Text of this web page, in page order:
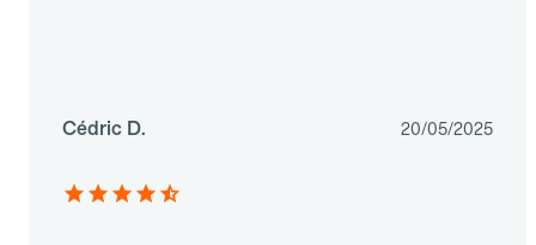
Cédric D. 20/05/2025